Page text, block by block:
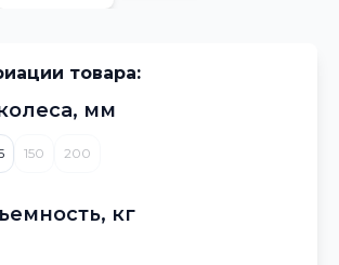
товара:
мм
150 200
кг